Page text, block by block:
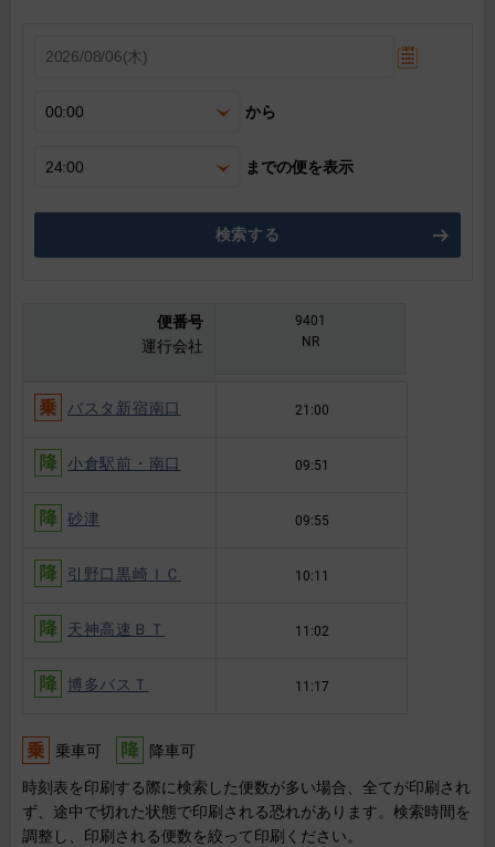
から
までの便を表示
検索する
便番号
運行会社
9401
NR
バスタ新宿南口
小倉駅前・南口
砂津
引野口黒崎ＩＣ
天神高速ＢＴ
博多バスＴ
21:00
09:51
09:55
10:11
11:02
11:17
乗車可
降車可
時刻表を印刷する際に検索した便数が多い場合、全てが印刷され
ず、途中で切れた状態で印刷される恐れがあります。検索時間を
調整し、印刷される便数を絞って印刷ください。